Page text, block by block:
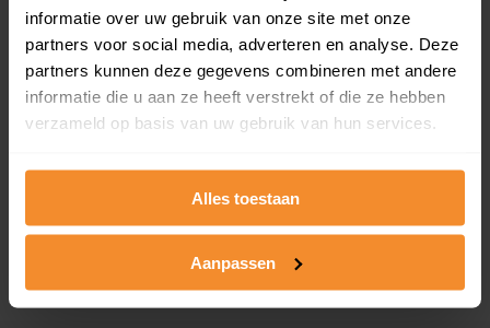
informatie over uw gebruik van onze site met onze
partners voor social media, adverteren en analyse. Deze
partners kunnen deze gegevens combineren met andere
informatie die u aan ze heeft verstrekt of die ze hebben
verzameld op basis van uw gebruik van hun services.
Alles toestaan
Aanpassen
T/m 1945
11%
2008 of later
14%